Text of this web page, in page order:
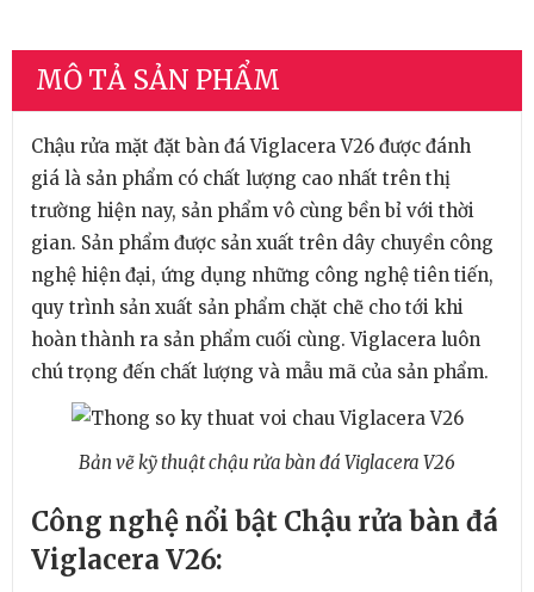
MÔ TẢ SẢN PHẨM
Chậu rửa mặt đặt bàn đá Viglacera V26 được đánh
giá là sản phẩm có chất lượng cao nhất trên thị
trường hiện nay, sản phẩm vô cùng bền bỉ với thời
gian. Sản phẩm được sản xuất trên dây chuyền công
nghệ hiện đại, ứng dụng những công nghệ tiên tiến,
quy trình sản xuất sản phẩm chặt chẽ cho tới khi
hoàn thành ra sản phẩm cuối cùng. Viglacera luôn
chú trọng đến chất lượng và mẫu mã của sản phẩm.
Bản vẽ kỹ thuật chậu rửa bàn đá Viglacera V26
Công nghệ nổi bật Chậu rửa bàn đá
Viglacera V26: